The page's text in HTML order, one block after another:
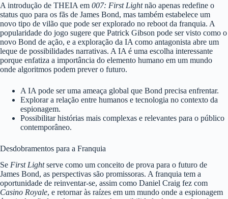
A introdução de THEIA em 007: First Lightnão apenas redefine o
status quo para os fãs de James Bond, mas também estabelece um
novo tipo de vilão que pode ser explorado no reboot da franquia. A
popularidade do jogo sugere que Patrick Gibson pode ser visto como o
novo Bond de ação, e a exploração da IA como antagonista abre um
leque de possibilidades narrativas. A IA é uma escolha interessante
porque enfatiza a importância do elemento humano em um mundo
onde algoritmos podem prever o futuro.
A IA pode ser uma ameaça global que Bond precisa enfrentar.
Explorar a relação entre humanos e tecnologia no contexto da
espionagem.
Possibilitar histórias mais complexas e relevantes para o público
contemporâneo.
Desdobramentos para a Franquia
Se First Lightserve como um conceito de prova para o futuro de
James Bond, as perspectivas são promissoras. A franquia tem a
oportunidade de reinventar-se, assim como Daniel Craig fez com
Casino Royale, e retornar às raízes em um mundo onde a espionagem